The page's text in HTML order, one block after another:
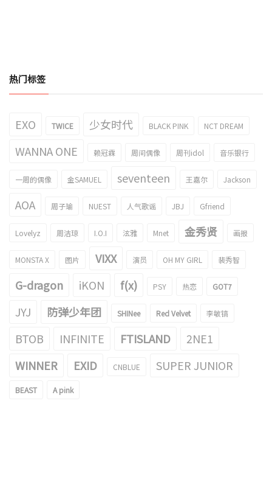
热门标签
EXO TWICE 少女时代 BLACK PINK NCT DREAM
WANNA ONE 赖冠霖 周间偶像 周刊idol 音乐银行
一周的偶像 金SAMUEL seventeen 王嘉尔 Jackson
AOA 周子瑜 NUEST 人气歌谣 JBJ Gfriend
Lovelyz 周洁琼 I.O.I 泫雅 Mnet 金秀贤 画报
MONSTA X 图片 VIXX 演员 OH MY GIRL 裴秀智
G-dragon iKON f(x) PSY 热恋 GOT7
JYJ 防弹少年团 SHINee Red Velvet 李敏镐
BTOB INFINITE FTISLAND
2NE1
WINNER
EXID CNBLUE SUPER JUNIOR
BEAST A pink